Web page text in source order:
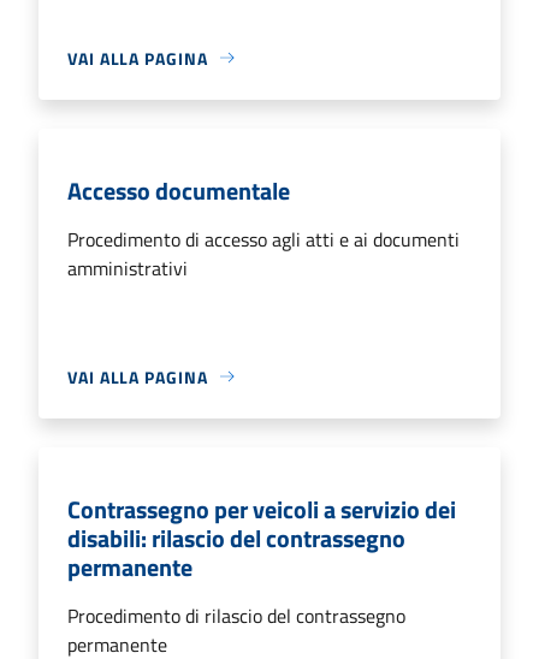
VAI ALLA PAGINA
Accesso documentale
Procedimento di accesso agli atti e ai documenti
amministrativi
VAI ALLA PAGINA
Contrassegno per veicoli a servizio dei
disabili: rilascio del contrassegno
permanente
Procedimento di rilascio del contrassegno
permanente